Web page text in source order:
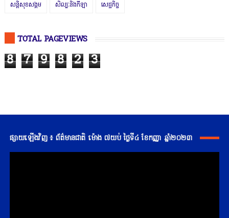
សន្តិសុខសង្គម សិល្បៈនិងកីឡា សេដ្ឋកិច្ច
TOTAL PAGEVIEWS
8 7 9 8 2 3
ផ្សាយឡើងវិញ ៖ ព័ត៌មានជាតិ ម៉ោង ៧យប់ ថ្ងៃទី៤ ខែកញ្ញា ឆ្នាំ២០២៣